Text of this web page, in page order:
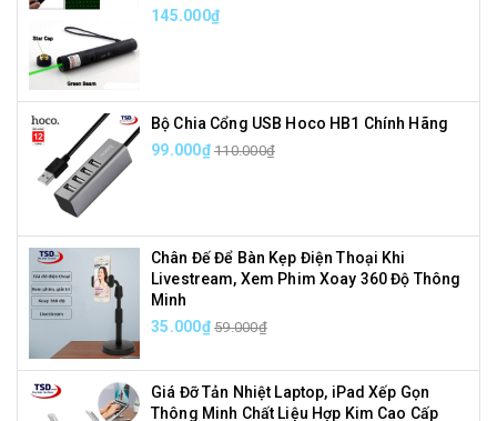
145.000₫
Bộ Chia Cổng USB Hoco HB1 Chính Hãng
99.000₫ 110.000₫
Chân Đế Để Bàn Kẹp Điện Thoại Khi
Livestream, Xem Phim Xoay 360 Độ Thông
Minh
35.000₫ 59.000₫
Giá Đỡ Tản Nhiệt Laptop, iPad Xếp Gọn
Thông Minh Chất Liệu Hợp Kim Cao Cấp